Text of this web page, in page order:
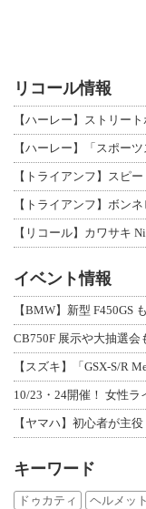
リコール情報
【ハーレー】ストリー
【トライアンフ】スピ
【リコール】カワサキ
イベント情報
【BMW】新型 F450GS
CB750F 展示や大抽選
【スズキ】「GSX-S/R
10/23・24開催！ 女性
【ヤマハ】初心者が主
キーワード
ドゥカティ ヘルメット